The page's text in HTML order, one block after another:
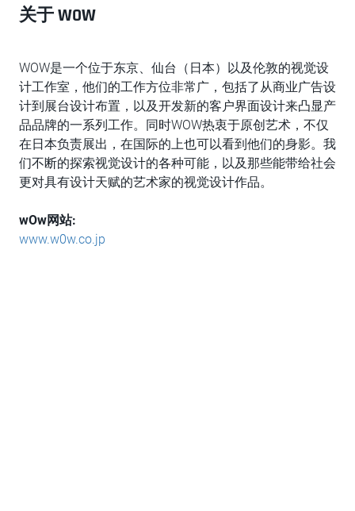
关于 WOW
WOW是一个位于东京、仙台（日本）以及伦敦的视觉设
计工作室，他们的工作方位非常广，包括了从商业广告设
计到展台设计布置，以及开发新的客户界面设计来凸显产
品品牌的一系列工作。同时WOW热衷于原创艺术，不仅
在日本负责展出，在国际的上也可以看到他们的身影。我
们不断的探索视觉设计的各种可能，以及那些能带给社会
更对具有设计天赋的艺术家的视觉设计作品。
wOw网站:
www.w0w.co.jp